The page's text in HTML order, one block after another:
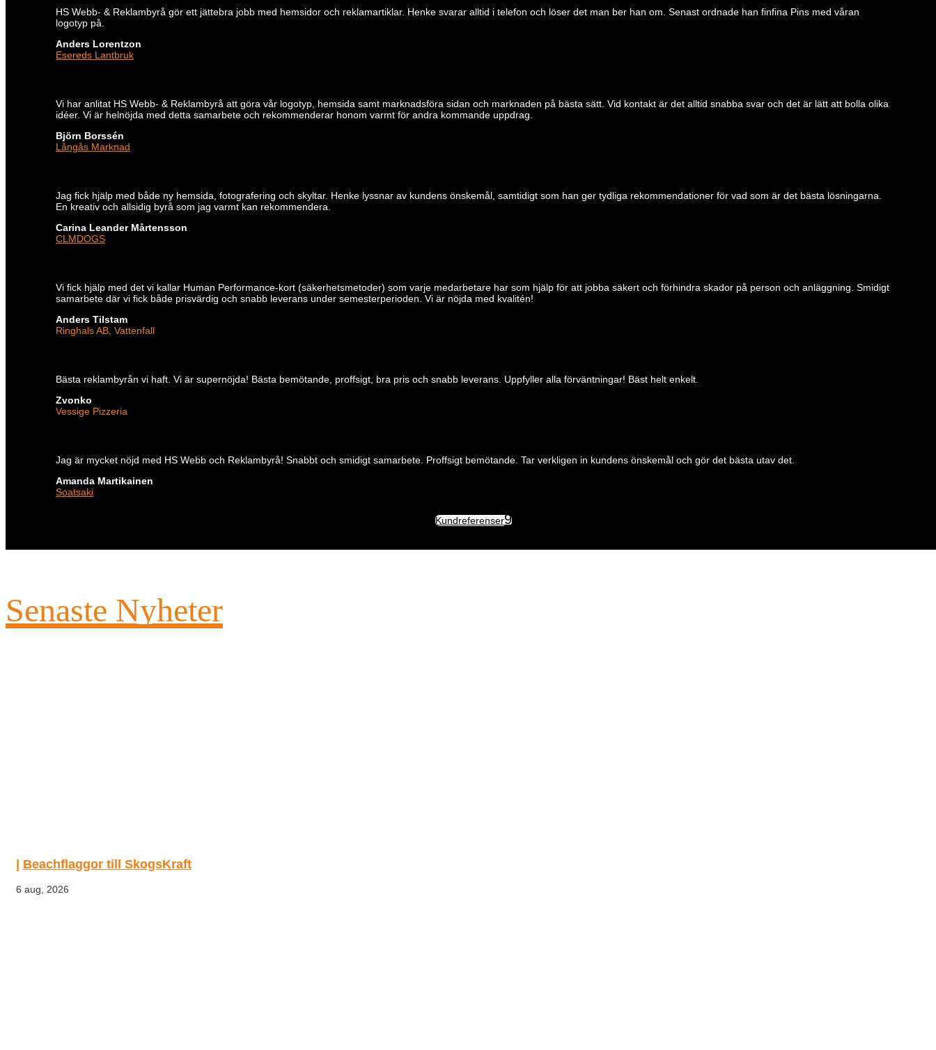
HS Webb- & Reklambyrå gör ett jättebra jobb med hemsidor och reklamartiklar. Henke svarar alltid i telefon och löser det man ber han om. Senast ordnade han finfina Pins med våran
logotyp på.
Anders Lorentzon
Esereds Lantbruk
Vi har anlitat HS Webb- & Reklambyrå att göra vår logotyp, hemsida samt marknadsföra sidan och marknaden på bästa sätt. Vid kontakt är det alltid snabba svar och det är lätt att bolla olika
idéer. Vi är helnöjda med detta samarbete och rekommenderar honom varmt för andra kommande uppdrag.
Björn Borssén
Långås Marknad
Jag fick hjälp med både ny hemsida, fotografering och skyltar. Henke lyssnar av kundens önskemål, samtidigt som han ger tydliga rekommendationer för vad som är det bästa lösningarna.
En kreativ och allsidig byrå som jag varmt kan rekommendera.
Carina Leander Mårtensson
CLMDOGS
Vi fick hjälp med det vi kallar Human Performance-kort (säkerhetsmetoder) som varje medarbetare har som hjälp för att jobba säkert och förhindra skador på person och anläggning. Smidigt
samarbete där vi fick både prisvärdig och snabb leverans under semesterperioden. Vi är nöjda med kvalitén!
Anders Tilstam
Ringhals AB, Vattenfall
Bästa reklambyrån vi haft. Vi är supernöjda! Bästa bemötande, proffsigt, bra pris och snabb leverans. Uppfyller alla förväntningar! Bäst helt enkelt.
Zvonko
Vessige Pizzeria
Jag är mycket nöjd med HS Webb och Reklambyrå! Snabbt och smidigt samarbete. Proffsigt bemötande. Tar verkligen in kundens önskemål och gör det bästa utav det.
Amanda Martikainen
Soatsaki
Kundreferenser
Senaste Nyheter
Beachflaggor till SkogsKraft
6 aug, 2026